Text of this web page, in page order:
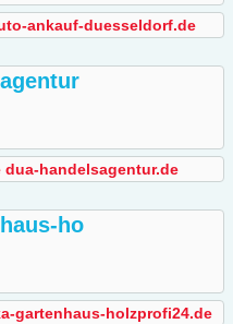
ankauf-duesseldorf.de
dua-handelsagentur.de
ho
gartenhaus-holzprofi24.de